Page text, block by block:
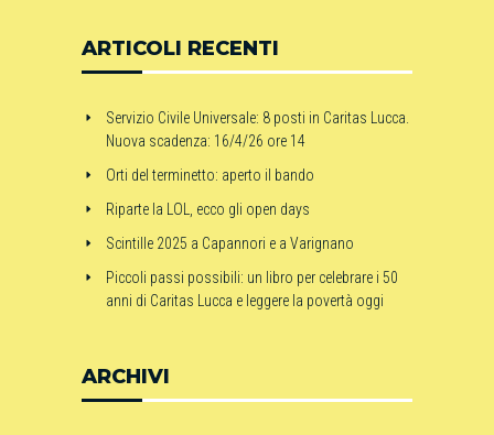
ARTICOLI RECENTI
Servizio Civile Universale: 8 posti in Caritas Lucca.
Nuova scadenza: 16/4/26 ore 14
Orti del terminetto: aperto il bando
Riparte la LOL, ecco gli open days
Scintille 2025 a Capannori e a Varignano
Piccoli passi possibili: un libro per celebrare i 50
anni di Caritas Lucca e leggere la povertà oggi
ARCHIVI